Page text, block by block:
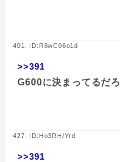
401: ID:R8wC06o1d
>>391
G600に決まってるだろ
427: ID:Ho3RH/Yrd
>>391